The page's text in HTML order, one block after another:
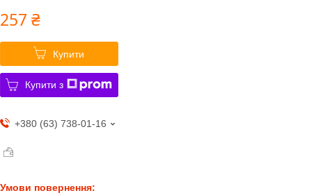
257 ₴
Купити
Купити з
+380 (63) 738-01-16